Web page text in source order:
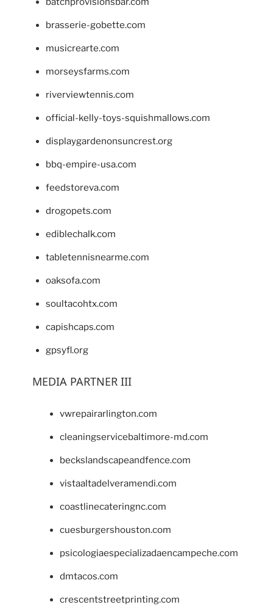
brasserie-gobette.com
musicrearte.com
morseysfarms.com
riverviewtennis.com
official-kelly-toys-squishmallows.com
displaygardenonsuncrest.org
bbq-empire-usa.com
feedstoreva.com
drogopets.com
ediblechalk.com
tabletennisnearme.com
oaksofa.com
soultacohtx.com
capishcaps.com
gpsyfl.org
MEDIA PARTNER III
vwrepairarlington.com
cleaningservicebaltimore-md.com
beckslandscapeandfence.com
vistaaltadelveramendi.com
coastlinecateringnc.com
cuesburgershouston.com
psicologiaespecializadaencampeche.com
dmtacos.com
crescentstreetprinting.com